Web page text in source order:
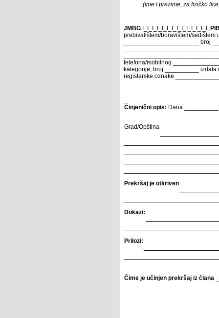
(ime i prezime, za fizičko
JMBG I_I_I_I_I_I_I_I_I_I_I_I_I_I,
prebivalištem/boravištem/
______________________ broj
telefona/mobilnog
kategorije, broj __________
registarske oznake
Činjenični opis: Dana
Grad/Opština
Prekršaj je otkriven
Dokazi:
Prilozi:
Čime je učinjen prekršaj iz člana